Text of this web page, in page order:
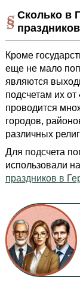
Сколько в
Кроме
еще не мало
являются
подсчетам их от
проводится
городов,
различных
Для подсчета
использовали
праздников в